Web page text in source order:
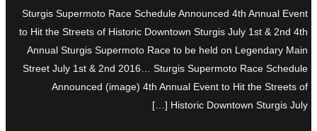
Sturgis Supermoto Race Schedule Announced 4th Annual Event
to Hit the Streets of Historic Downtown Sturgis July 1st & 2nd 4th
Annual Sturgis Supermoto Race to be held on Legendary Main
Street July 1st & 2nd 2016… Sturgis Supermoto Race Schedule
Announced (image) 4th Annual Event to Hit the Streets of
Historic Downtown Sturgis July […]